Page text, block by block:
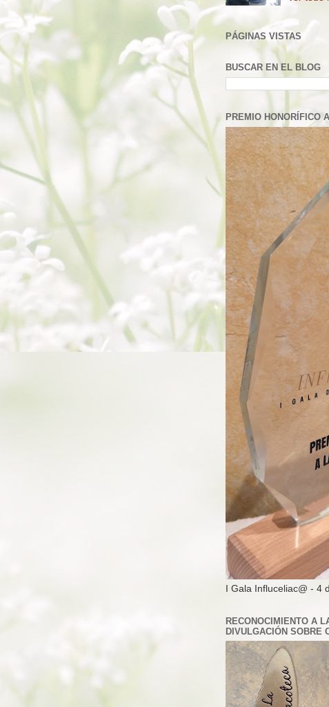
PÁGINAS VISTAS
BUSCAR EN EL BLOG
PREMIO HONORÍFICO
I Gala Influceliac@ - 4
RECONOCIMIENTO A
DIVULGACIÓN SOBRE